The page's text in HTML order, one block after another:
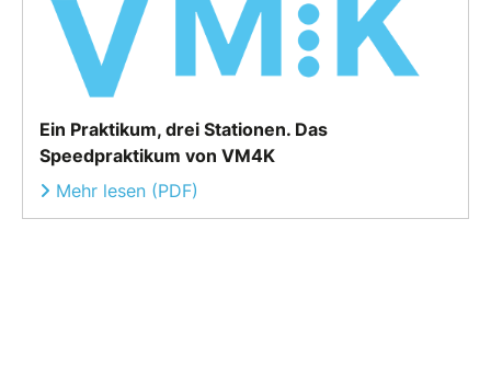
Ein Praktikum, drei Stationen. Das
Speedpraktikum von VM4K
Mehr lesen (PDF)